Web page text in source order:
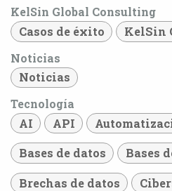
KelSin Global Consulting
Casos de éxito
KelSin
Noticias
Noticias
Tecnología
AI
API
Bases de datos Bases
Brechas de datos